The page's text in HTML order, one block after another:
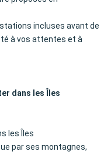
incluses avant de
à vos attentes et à
dans les Îles
les Îles
par ses montagnes,